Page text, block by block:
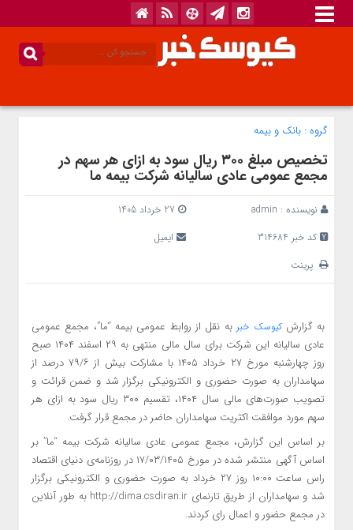
گروه : بانک‌ و بیمه
تخصیص مبلغ ۳۰۰ ریال سود به ازای هر سهم در
مجمع عمومی عادی سالیانه شرکت بیمه ما
نویسنده : admin
کد خبر 314684
ایمیل
پرینت
به گزارشکیوسک خبر به نقل از روابط عمومی بیمه “ما”، مجمع عمومی
عادی سالیانه این شرکت برای سال مالی منتهی به ۲۹ اسفند ۱۴۰۴ صبح
روز چهارشنبه مورخ ۲۷ خرداد ۱۴۰۵ با مشارکت بیش از ۷۹/۶ درصد از
سهامداران به صورت حضوری و الکترونیکی برگزار شد و ضمن قرائت و
تصویب صورت‌های مالی سال ۱۴۰۴، تقسیم ۳۰۰ ریال سود به ازای هر
سهم مورد موافقت اکثریت سهامداران حاضر در مجمع قرار گرفت.
بر اساس این گزارش، مجمع عمومی عادی سالیانه شرکت بیمه “ما” بر
اساس آگهی منتشر شده در مورخ ۱۷/۰۳/۱۴۰۵ در روزنامه‌ی دنیای اقتصاد
راس ساعت ۱۰:۰۰ روز ۲۷ خرداد به صورت حضوری و الکترونیکی برگزار
شد و سهامداران از طریق تارنمای http://dima.csdiran.ir به طور آنلاین
در مجمع حضور و اعمال رای کردند.